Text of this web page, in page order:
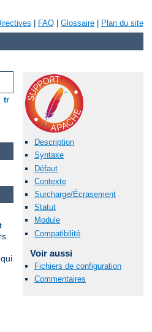
FAQ Glossaire Plan du site
tr
Description
Syntaxe
Défaut
Contexte
Surcharge/Écrasement
Statut
Module
Compatibilité
Voir aussi
Fichiers de configuration
Commentaires